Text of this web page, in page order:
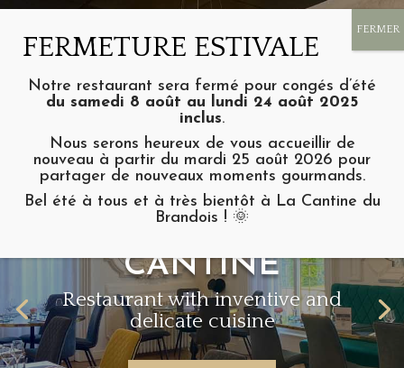
CANTINE
Restaurant with inventive and
delicate cuisine
Notre restaurant sera fermé pour congés d’été
du samedi 8 août au lundi 24 août 2025
inclus.
Nous serons heureux de vous accueillir de
nouveau à partir du mardi 25 août 2026 pour
partager de nouveaux moments gourmands.
Bel été à tous et à très bientôt à La Cantine du
Brandois ! 🌞